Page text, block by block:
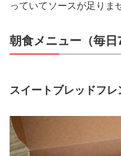
っていてソースが足りま
朝食メニュー（毎日
スイートブレッドフレ